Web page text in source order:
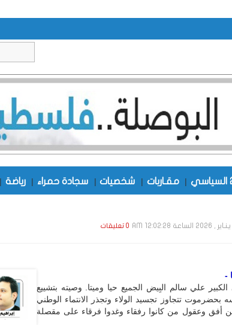
| مقـاربات | شخصيات | سجادة حمراء | رياضة |
0 تعليقات
-
علي سالم البِيض الجميع حيا وميتا. وصيته بتشييع
تتجاوز تجسيد الولاء وتجذر الانتماء الوطني
أفق وعقول من كانوا رفقاء وغدوا فرقاء على مقصلة